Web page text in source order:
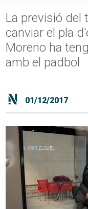
La previsió del
canviar el pla
Moreno ha
amb el padbol
01/12/2017